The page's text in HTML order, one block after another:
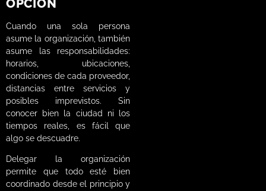
OPCIÓN
Cuando una sola persona
asume la organización, también
asume las responsabilidades:
horarios, ubicaciones,
condiciones de cada proveedor,
distancias entre servicios y
posibles imprevistos. Sin
conocer bien la ciudad ni los
tiempos reales, es fácil que
algo se descuadre.
Delegar la organización
permite que todo esté bien
coordinado desde el principio y